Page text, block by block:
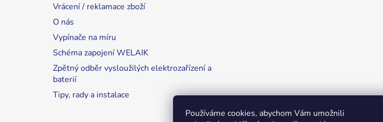
Používáme cookies, abychom Vám umožnili
Vrácení / reklamace zboží
O nás
Vypínače na míru
Schéma zapojení WELAIK
Zpětný odběr vysloužilých elektrozařízení a
baterií
Tipy, rady a instalace